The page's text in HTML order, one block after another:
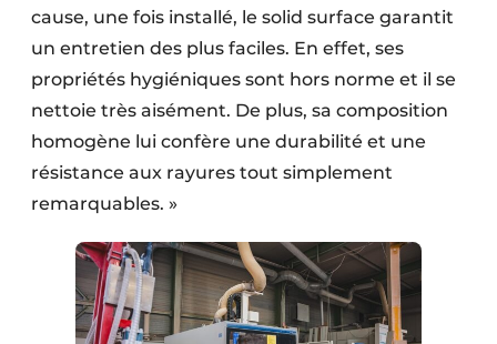
cause, une fois installé, le solid surface garantit
un entretien des plus faciles. En effet, ses
propriétés hygiéniques sont hors norme et il se
nettoie très aisément. De plus, sa composition
homogène lui confère une durabilité et une
résistance aux rayures tout simplement
remarquables. »